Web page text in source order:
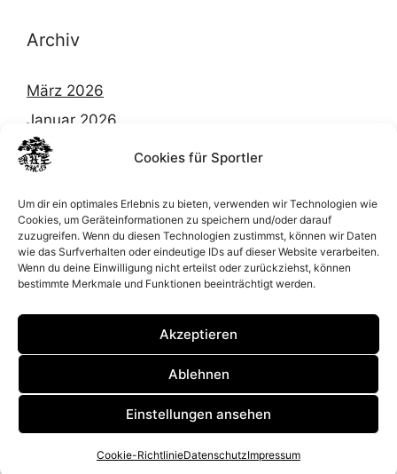
Cookies für Sportler
Um dir ein optimales Erlebnis zu bieten, verwenden wir Technologien wie
Cookies, um Geräteinformationen zu speichern und/oder darauf
zuzugreifen. Wenn du diesen Technologien zustimmst, können wir Daten
wie das Surfverhalten oder eindeutige IDs auf dieser Website verarbeiten.
Wenn du deine Einwilligung nicht erteilst oder zurückziehst, können
bestimmte Merkmale und Funktionen beeinträchtigt werden.
Akzeptieren
Ablehnen
Einstellungen ansehen
Cookie-RichtlinieDatenschutzImpressum
Archiv
März 2026
Januar 2026
Dezember 2025
September 2025
Februar 2025
März 2024
2026 © | Gelsenkirchen Taekwondo Hobby Club |
Satzung|Impressum|Datenschutz
made with
bymediastation24.de